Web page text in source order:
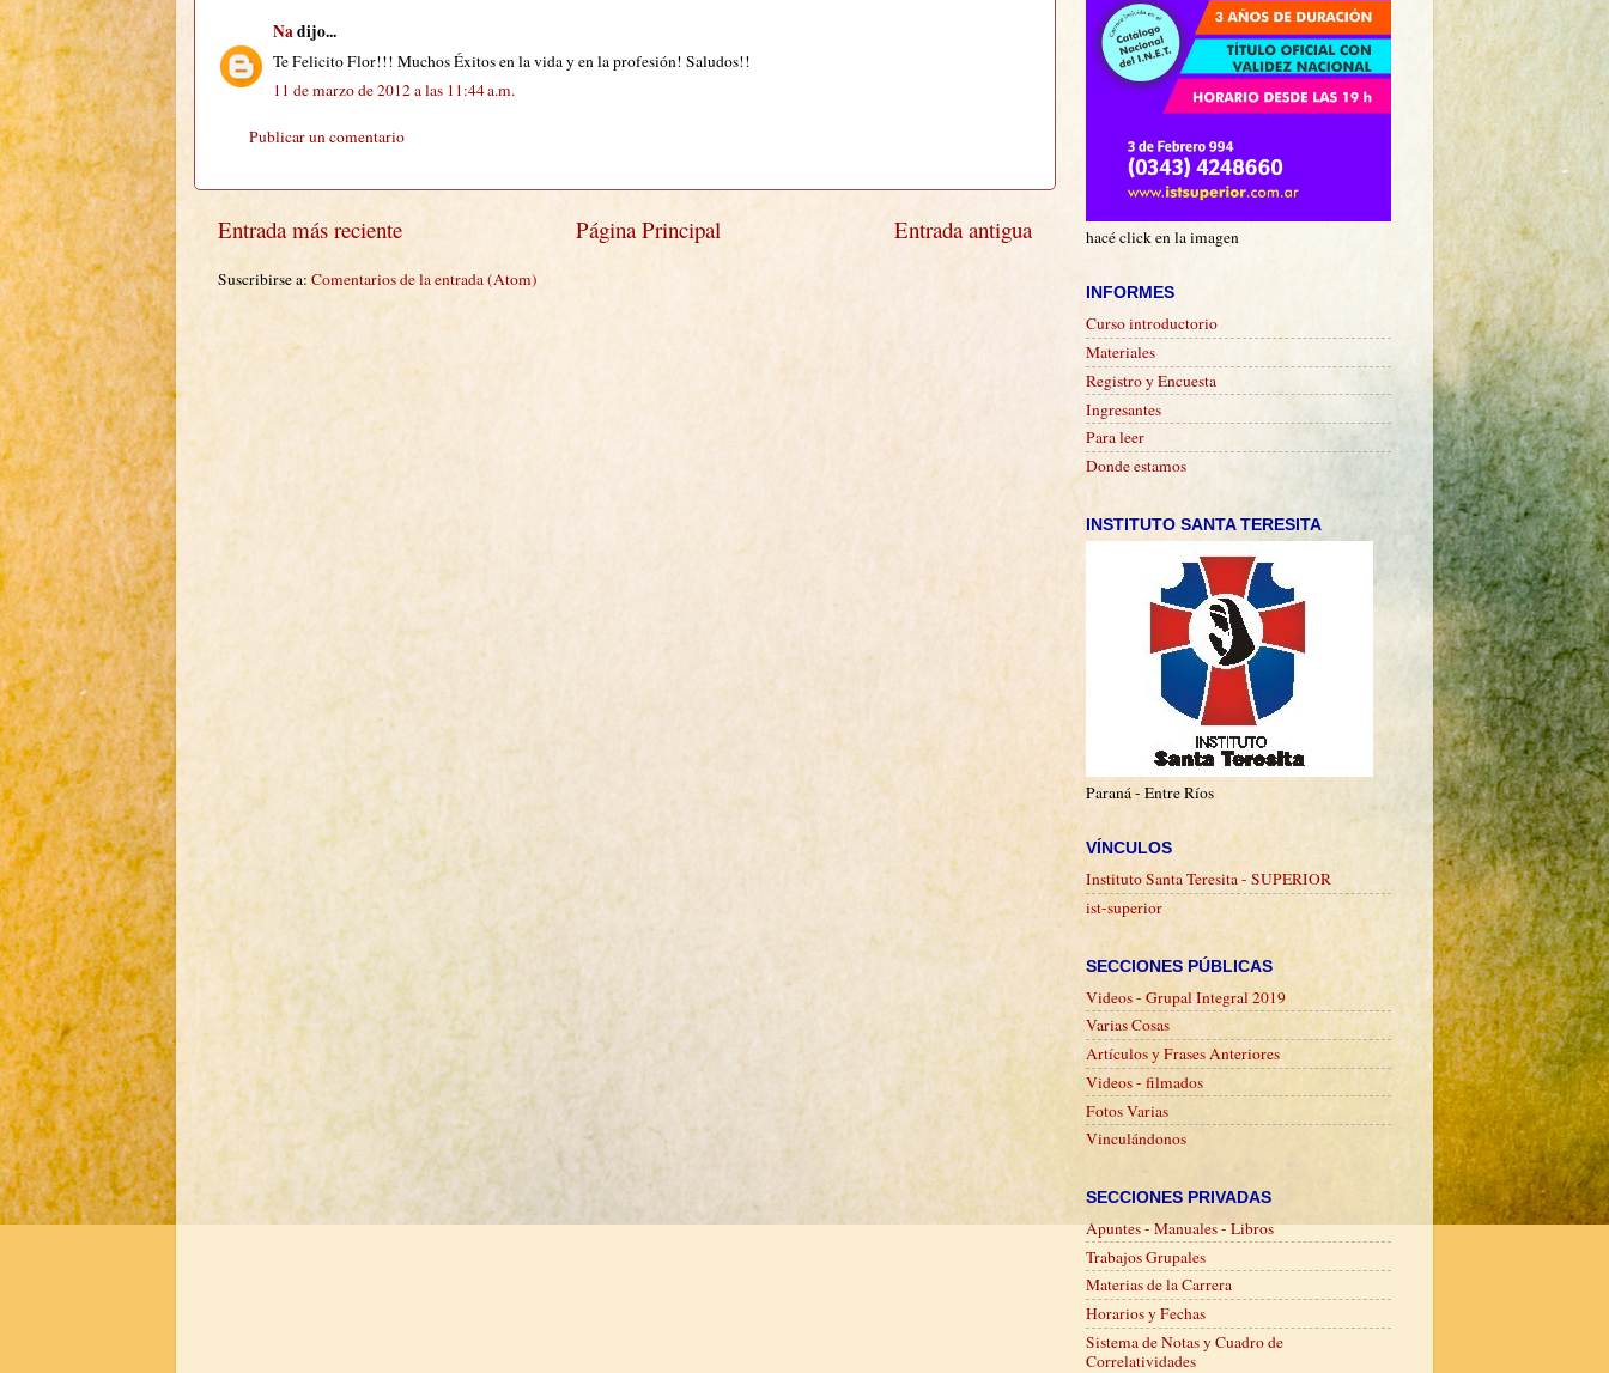
Nadijo...
Te Felicito Flor!!! Muchos Éxitos en la vida y en la profesión! Saludos!!
11 de marzo de 2012 a las 11:44 a.m.
Publicar un comentario
Entrada más reciente Entrada antigua
Página Principal
Suscribirse a: Comentarios de la entrada (Atom)
hacé click en la imagen
INFORMES
Curso introductorio
Materiales
Registro y Encuesta
Ingresantes
Para leer
Donde estamos
INSTITUTO SANTA TERESITA
Paraná - Entre Ríos
VÍNCULOS
Instituto Santa Teresita - SUPERIOR
ist-superior
SECCIONES PÚBLICAS
Videos - Grupal Integral 2019
Varias Cosas
Artículos y Frases Anteriores
Videos - filmados
Fotos Varias
Vinculándonos
SECCIONES PRIVADAS
Apuntes - Manuales - Libros
Trabajos Grupales
Materias de la Carrera
Horarios y Fechas
Sistema de Notas y Cuadro de
Correlatividades